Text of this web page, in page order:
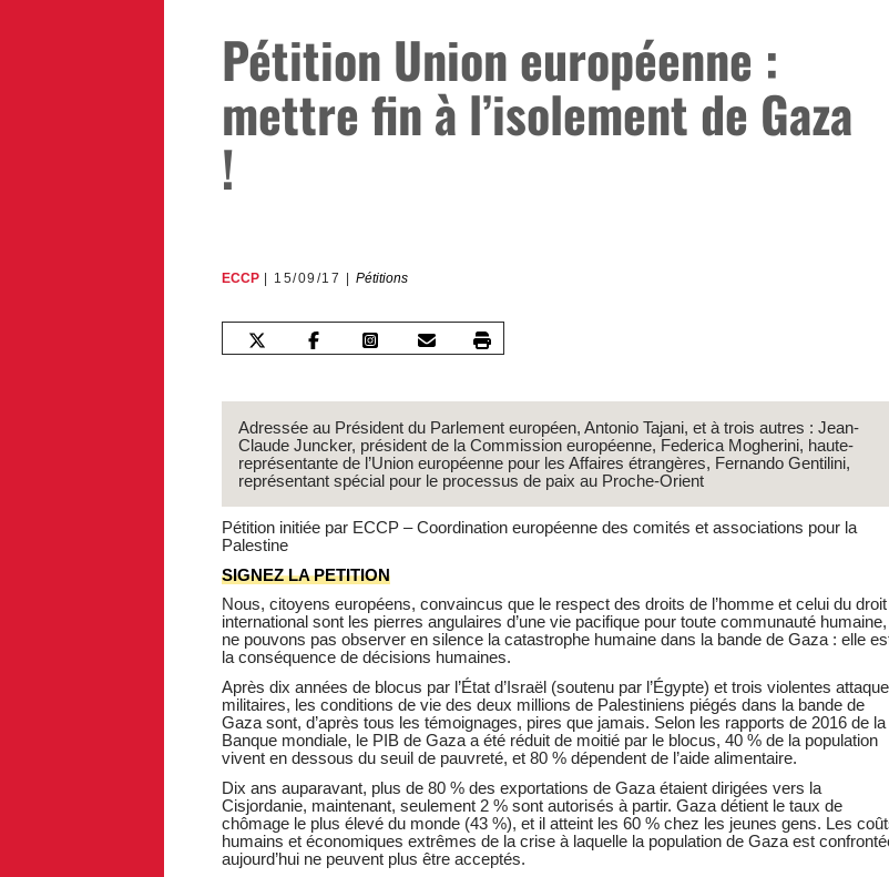
Pétition Union européenne :
mettre fin à l’isolement de Gaza
!
ECCP 15/09/17 Pétitions
Adressée au Président du Parlement européen, Antonio Tajani, et à trois autres : Jean-
Claude Juncker, président de la Commission européenne, Federica Mogherini, haute-
représentante de l’Union européenne pour les Affaires étrangères, Fernando Gentilini,
représentant spécial pour le processus de paix au Proche-Orient
Pétition initiée par ECCP – Coordination européenne des comités et associations pour la
Palestine
SIGNEZ LA PETITION
Nous, citoyens européens, convaincus que le respect des droits de l’homme et celui du droit
international sont les pierres angulaires d’une vie pacifique pour toute communauté humaine,
ne pouvons pas observer en silence la catastrophe humaine dans la bande de Gaza : elle
la conséquence de décisions humaines.
Après dix années de blocus par l’État d’Israël (soutenu par l’Égypte) et trois violentes
militaires, les conditions de vie des deux millions de Palestiniens piégés dans la bande de
Gaza sont, d’après tous les témoignages, pires que jamais. Selon les rapports de 2016 de la
Banque mondiale, le PIB de Gaza a été réduit de moitié par le blocus, 40 % de la population
vivent en dessous du seuil de pauvreté, et 80 % dépendent de l’aide alimentaire.
Dix ans auparavant, plus de 80 % des exportations de Gaza étaient dirigées vers la
Cisjordanie, maintenant, seulement 2 % sont autorisés à partir. Gaza détient le taux de
chômage le plus élevé du monde (43 %), et il atteint les 60 % chez les jeunes gens. Les
humains et économiques extrêmes de la crise à laquelle la population de Gaza est
aujourd’hui ne peuvent plus être acceptés.